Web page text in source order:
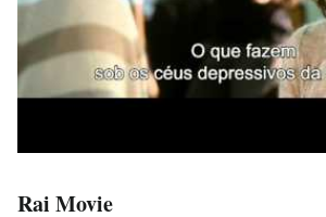
Rai Movie